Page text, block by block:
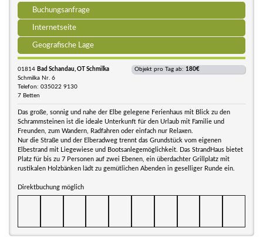
Buchungsanfrage
Internetseite
Geografische Lage
01814 Bad Schandau, OT Schmilka
Schmilka Nr. 6
Telefon: 035022 9130
7 Betten
Objekt pro Tag ab: 180€
Das große, sonnig und nahe der Elbe gelegene Ferienhaus mit Blick zu den
Schrammsteinen ist die ideale Unterkunft für den Urlaub mit Familie und
Freunden, zum Wandern, Radfahren oder einfach nur Relaxen.
Nur die Straße und der Elberadweg trennt das Grundstück vom eigenen
Elbestrand mit Liegewiese und Bootsanlegemöglichkeit. Das StrandHaus bietet
Platz für bis zu 7 Personen auf zwei Ebenen, ein überdachter Grillplatz mit
rustikalen Holzbänken lädt zu gemütlichen Abenden in geselliger Runde ein.
Direktbuchung möglich